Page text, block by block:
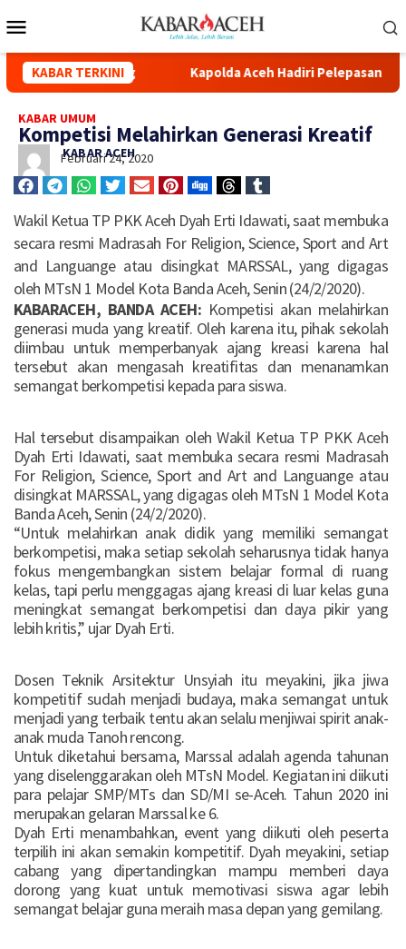
KABAR TERKINI
Kuala Simpang Kapolda Aceh Hadiri Pelepasan
KABAR UMUM
Kompetisi Melahirkan Generasi Kreatif
KABAR ACEH
Februari 24, 2020
Wakil Ketua TP PKK Aceh Dyah Erti Idawati, saat membuka
secara resmi Madrasah For Religion, Science, Sport and Art
and Languange atau disingkat MARSSAL, yang digagas
oleh MTsN 1 Model Kota Banda Aceh, Senin (24/2/2020).
KABARACEH, BANDA ACEH:Kompetisi akan melahirkan
generasi muda yang kreatif. Oleh karena itu, pihak sekolah
diimbau untuk memperbanyak ajang kreasi karena hal
tersebut akan mengasah kreatifitas dan menanamkan
semangat berkompetisi kepada para siswa.
Hal tersebut disampaikan oleh Wakil Ketua TP PKK Aceh
Dyah Erti Idawati, saat membuka secara resmi Madrasah
For Religion, Science, Sport and Art and Languange atau
disingkat MARSSAL, yang digagas oleh MTsN 1 Model Kota
Banda Aceh, Senin (24/2/2020).
“Untuk melahirkan anak didik yang memiliki semangat
berkompetisi, maka setiap sekolah seharusnya tidak hanya
fokus mengembangkan sistem belajar formal di ruang
kelas, tapi perlu menggagas ajang kreasi di luar kelas guna
meningkat semangat berkompetisi dan daya pikir yang
lebih kritis,” ujar Dyah Erti.
Dosen Teknik Arsitektur Unsyiah itu meyakini, jika jiwa
kompetitif sudah menjadi budaya, maka semangat untuk
menjadi yang terbaik tentu akan selalu menjiwai spirit anak-
anak muda Tanoh rencong.
Untuk diketahui bersama, Marssal adalah agenda tahunan
yang diselenggarakan oleh MTsN Model. Kegiatan ini diikuti
para pelajar SMP/MTs dan SD/MI se-Aceh. Tahun 2020 ini
merupakan gelaran Marssal ke 6.
Dyah Erti menambahkan, event yang diikuti oleh peserta
terpilih ini akan semakin kompetitif. Dyah meyakini, setiap
cabang yang dipertandingkan mampu memberi daya
dorong yang kuat untuk memotivasi siswa agar lebih
semangat belajar guna meraih masa depan yang gemilang.